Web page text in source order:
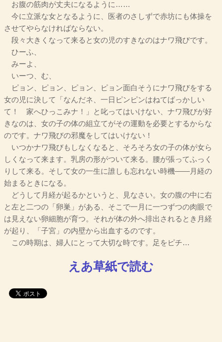
お腹の筋肉が丈夫になるように……
今に立派な女となるように、医者のさしずで赤坊にも体操を
させてやらなければならない。
段々大きくなって来ると女の児のすきなのはナワ飛びです。
ひーふ、
みーよ、
いーつ、む、
ピョン、ピョン、ピョン、ピョン面白そうにナワ飛びをする
女の児に決して「なんだネ、一日ピンピンはねてばっかしい
て！ 家へひっこみナ！」と叱ってはいけない、ナワ飛びが好
きなのは、女の子の体の組立てがその運動を必要とするからな
のです。ナワ飛びの邪魔をしてはいけない！
いつかナワ飛びもしなくなると、そろそろ女の子の体が女ら
しくなって来ます。乳房の形がついて来る。腰が張ってふっく
りして来る。そして女の一生に誰しも忘れない時機――月経の
始まるときになる。
どうして月経が起るかというと、見なさい。女の腹の中に右
と左と二つの「卵巣」がある、そこで一月に一つずつの肉眼で
は見えない卵細胞が育つ。それが体の外へ排出されるとき月経
が起り、「子宮」の内壁から出血するのです。
この時期は、婦人にとって大切な時です。足をピチ…
えあ草紙で読む